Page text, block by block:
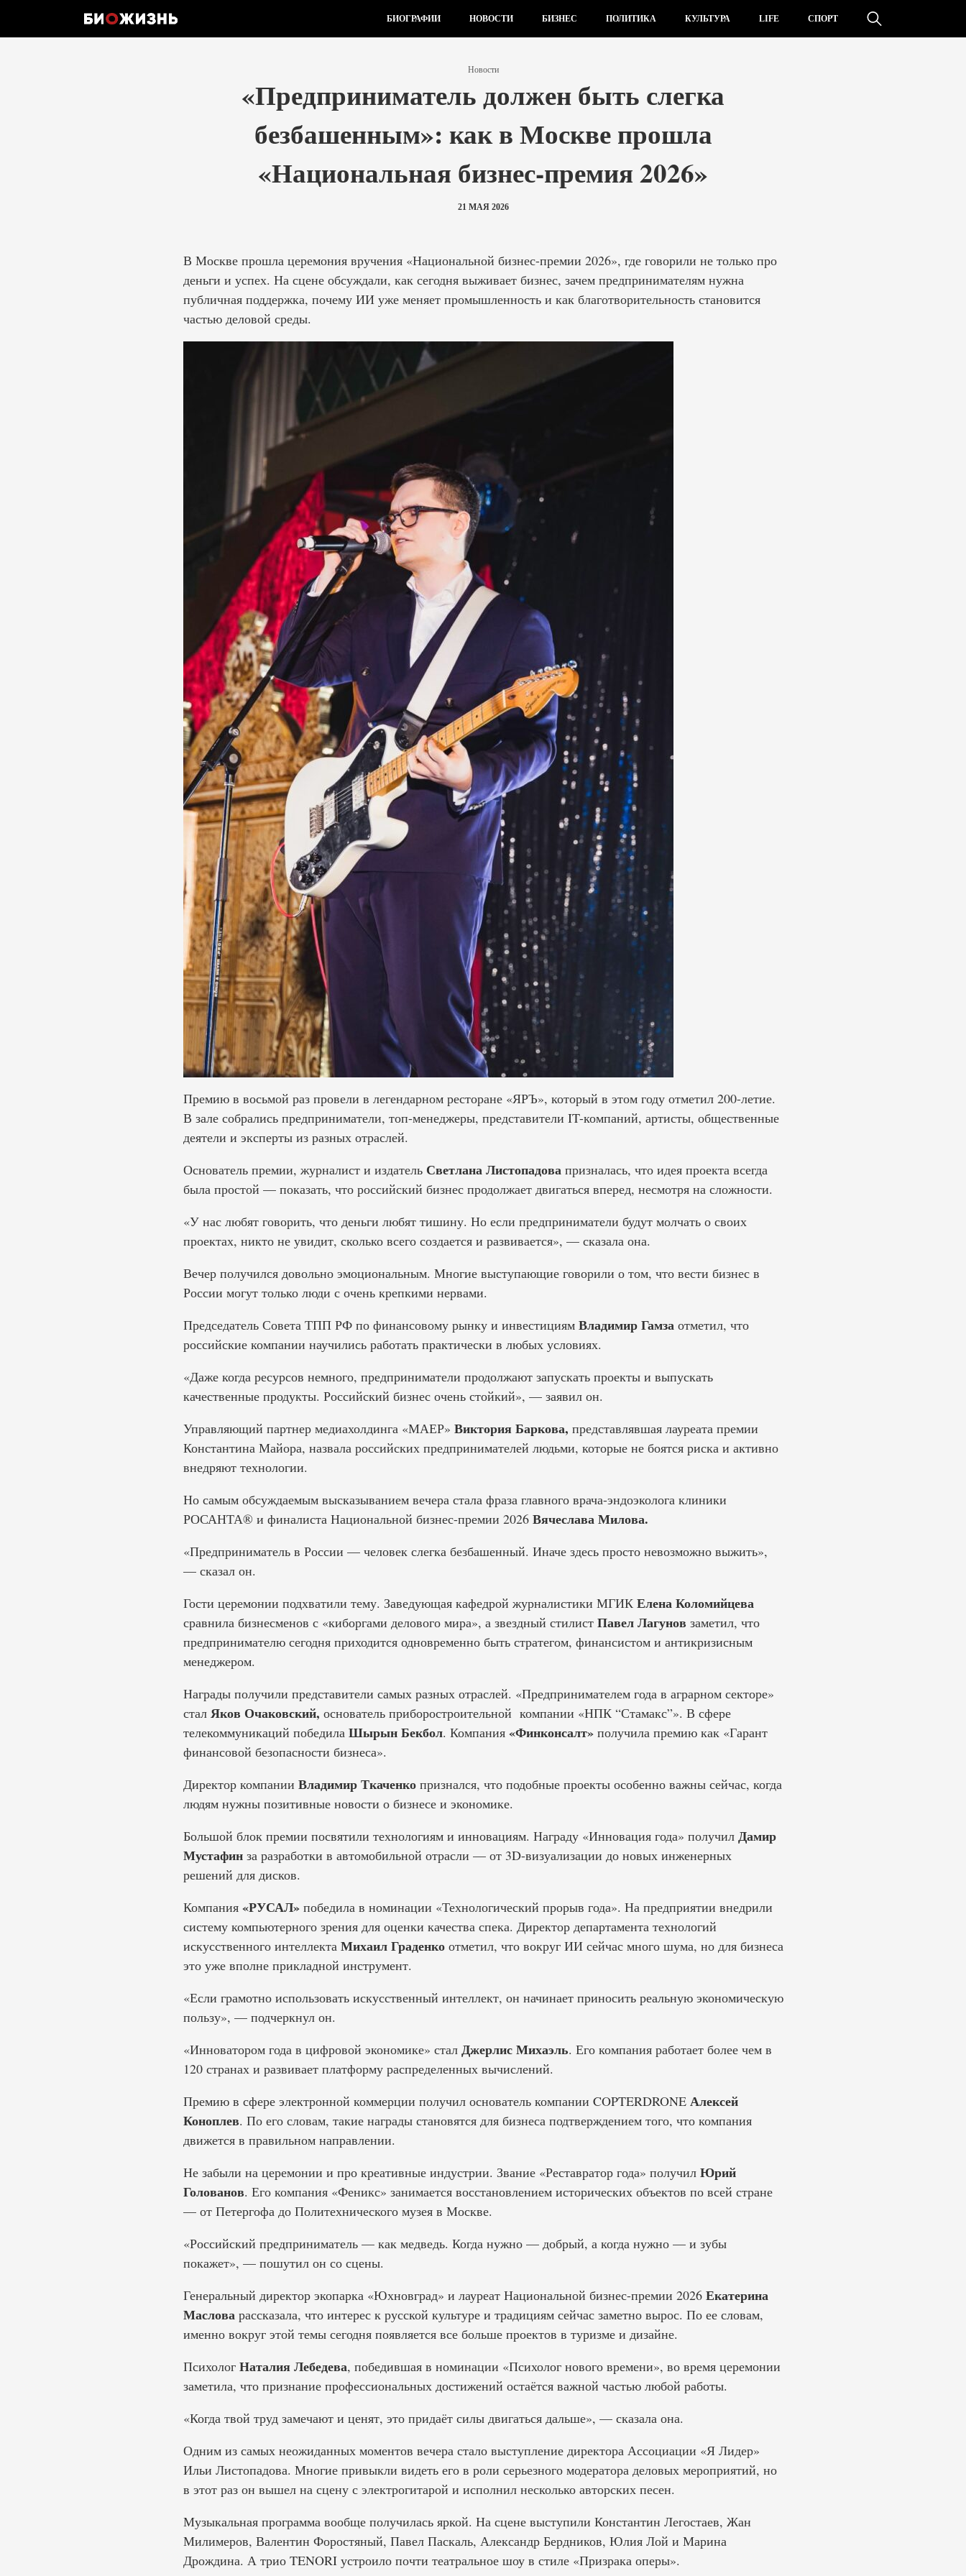
БИОГРАФИИ НОВОСТИ БИЗНЕС ПОЛИТИКА КУЛЬТУРА LIFE СПОРТ
Новости
«Предприниматель должен быть слегка
безбашенным»: как в Москве прошла
«Национальная бизнес-премия 2026»
21 МАЯ 2026
В Москве прошла церемония вручения «Национальной бизнес-премии 2026», где говорили не только про
деньги и успех. На сцене обсуждали, как сегодня выживает бизнес, зачем предпринимателям нужна
публичная поддержка, почему ИИ уже меняет промышленность и как благотворительность становится
частью деловой среды.
Премию в восьмой раз провели в легендарном ресторане «ЯРЪ», который в этом году отметил 200-летие.
В зале собрались предприниматели, топ-менеджеры, представители IT-компаний, артисты, общественные
деятели и эксперты из разных отраслей.
Основатель премии, журналист и издатель Светлана Листопадовапризналась, что идея проекта всегда
была простой — показать, что российский бизнес продолжает двигаться вперед, несмотря на сложности.
«У нас любят говорить, что деньги любят тишину. Но если предприниматели будут молчать о своих
проектах, никто не увидит, сколько всего создается и развивается», — сказала она.
Вечер получился довольно эмоциональным. Многие выступающие говорили о том, что вести бизнес в
России могут только люди с очень крепкими нервами.
Председатель Совета ТПП РФ по финансовому рынку и инвестициям Владимир Гамзаотметил, что
российские компании научились работать практически в любых условиях.
«Даже когда ресурсов немного, предприниматели продолжают запускать проекты и выпускать
качественные продукты. Российский бизнес очень стойкий», — заявил он.
Управляющий партнер медиахолдинга «МАЕР» Виктория Баркова, представлявшая лауреата премии
Константина Майора, назвала российских предпринимателей людьми, которые не боятся риска и активно
внедряют технологии.
Но самым обсуждаемым высказыванием вечера стала фраза главного врача-эндоэколога клиники
РОСАНТА® и финалиста Национальной бизнес-премии 2026 Вячеслава Милова.
«Предприниматель в России — человек слегка безбашенный. Иначе здесь просто невозможно выжить»,
— сказал он.
Гости церемонии подхватили тему. Заведующая кафедрой журналистики МГИК Елена Коломийцева
сравнила бизнесменов с «киборгами делового мира», а звездный стилист Павел Лагунов заметил, что
предпринимателю сегодня приходится одновременно быть стратегом, финансистом и антикризисным
менеджером.
Награды получили представители самых разных отраслей. «Предпринимателем года в аграрном секторе»
стал Яков Очаковский, основатель приборостроительной компании «НПК “Стамакс”». В сфере
телекоммуникаций победила Шырын Бекбол. Компания «Финконсалт»получила премию как «Гарант
финансовой безопасности бизнеса».
Директор компании Владимир Ткаченкопризнался, что подобные проекты особенно важны сейчас, когда
людям нужны позитивные новости о бизнесе и экономике.
Большой блок премии посвятили технологиям и инновациям. Награду «Инновация года» получил Дамир
Мустафинза разработки в автомобильной отрасли — от 3D-визуализации до новых инженерных
решений для дисков.
Компания «РУСАЛ»победила в номинации «Технологический прорыв года». На предприятии внедрили
систему компьютерного зрения для оценки качества спека. Директор департамента технологий
искусственного интеллекта Михаил Граденкоотметил, что вокруг ИИ сейчас много шума, но для бизнеса
это уже вполне прикладной инструмент.
«Если грамотно использовать искусственный интеллект, он начинает приносить реальную экономическую
пользу», — подчеркнул он.
«Инноватором года в цифровой экономике» стал Джерлис Михаэль. Его компания работает более чем в
120 странах и развивает платформу распределенных вычислений.
Премию в сфере электронной коммерции получил основатель компании COPTERDRONE Алексей
Коноплев. По его словам, такие награды становятся для бизнеса подтверждением того, что компания
движется в правильном направлении.
Не забыли на церемонии и про креативные индустрии. Звание «Реставратор года» получил Юрий
Голованов. Его компания «Феникс» занимается восстановлением исторических объектов по всей стране
— от Петергофа до Политехнического музея в Москве.
«Российский предприниматель — как медведь. Когда нужно — добрый, а когда нужно — и зубы
покажет», — пошутил он со сцены.
Генеральный директор экопарка «Юхновград» и лауреат Национальной бизнес-премии 2026 Екатерина
Масловарассказала, что интерес к русской культуре и традициям сейчас заметно вырос. По ее словам,
именно вокруг этой темы сегодня появляется все больше проектов в туризме и дизайне.
Психолог Наталия Лебедева, победившая в номинации «Психолог нового времени», во время церемонии
заметила, что признание профессиональных достижений остаётся важной частью любой работы.
«Когда твой труд замечают и ценят, это придаёт силы двигаться дальше», — сказала она.
Одним из самых неожиданных моментов вечера стало выступление директора Ассоциации «Я Лидер»
Ильи Листопадова. Многие привыкли видеть его в роли серьезного модератора деловых мероприятий, но
в этот раз он вышел на сцену с электрогитарой и исполнил несколько авторских песен.
Музыкальная программа вообще получилась яркой. На сцене выступили Константин Легостаев, Жан
Милимеров, Валентин Форостяный, Павел Паскаль, Александр Бердников, Юлия Лой и Марина
Дрождина. А трио TENORI устроило почти театральное шоу в стиле «Призрака оперы».